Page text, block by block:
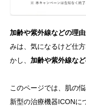
加齢や紫外線などの理
みは、気になるけど仕
かし、 加齢や紫外線な
このページでは、肌の
新型の治療機器ICONに